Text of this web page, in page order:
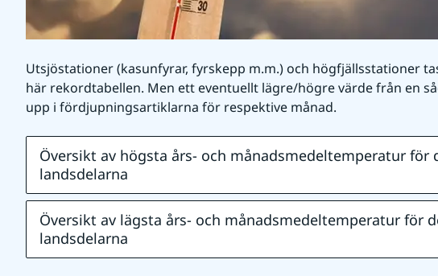
Utsjöstationer (kasunfyrar, fyrskepp m.m.) och högfjällsstationer
här rekordtabellen. Men ett eventuellt lägre/högre värde från en
upp i fördjupningsartiklarna för respektive månad.
Översikt av högsta års- och månadsmedeltemperatur för
landsdelarna
Översikt av lägsta års- och månadsmedeltemperatur för
landsdelarna